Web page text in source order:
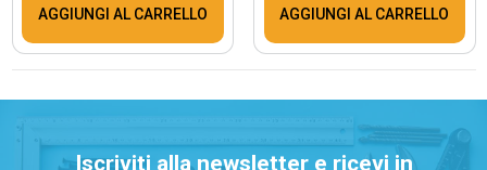
AGGIUNGI AL CARRELLO AGGIUNGI AL CARRELLO
Iscriviti alla newsletter e ricevi in